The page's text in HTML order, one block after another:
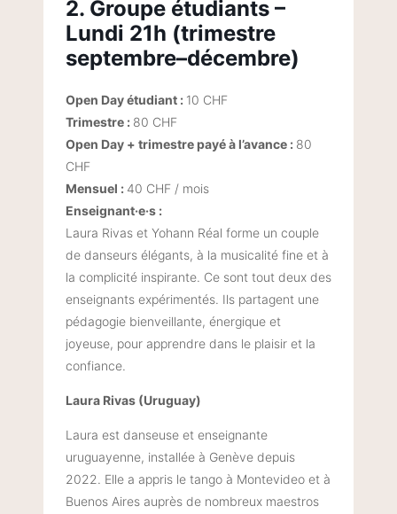
2. Groupe étudiants –
Lundi 21h (trimestre
septembre–décembre)
Open Day étudiant : 10 CHF
Trimestre : 80 CHF
Open Day + trimestre payé à l’avance : 80
CHF
Mensuel : 40 CHF / mois
Enseignant·e·s :
Laura Rivas et Yohann Réal forme un couple
de danseurs élégants, à la musicalité fine et à
la complicité inspirante. Ce sont tout deux des
enseignants expérimentés. Ils partagent une
pédagogie bienveillante, énergique et
joyeuse, pour apprendre dans le plaisir et la
confiance.
Laura Rivas (Uruguay)
Laura est danseuse et enseignante
uruguayenne, installée à Genève depuis
2022. Elle a appris le tango à Montevideo et à
Buenos Aires auprès de nombreux maestros